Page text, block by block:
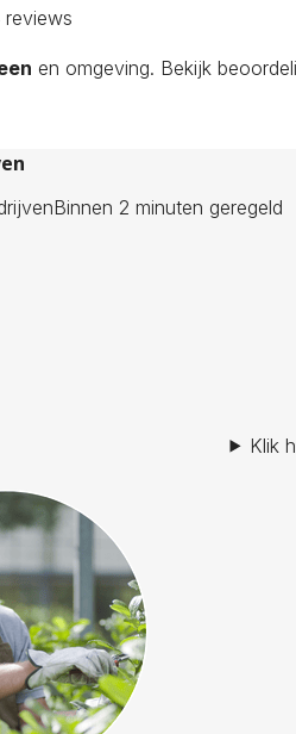
reviews
en omgeving. Bekijk
Binnen 2 minuten geregeld
Klik